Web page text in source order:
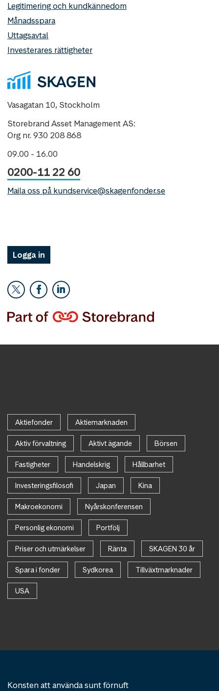
Legitimering och kundkännedom
Månadsspara
Uttagsavtal
Investerares rättigheter
Vasagatan 10, Stockholm
Storebrand Asset Management AS:
Org nr. 930 208 868
09.00 - 16.00
0200-11 22 60
Maila oss på kundservice@skagenfonder.se
Logga in
Aktiefonder Aktiemarknaden
Aktiv förvaltning Aktivt ägande Börsen
Fastigheter Handelskrig Hållbarhet
Investeringsfilosofi Japan Kina
Makroekonomi Nyårskonferensen
Personlig ekonomi Portfölj
Priser och utmärkelser Ränta SKAGEN 30 år
Spara i fonder Sydkorea Tillväxtmarknader
USA
Konsten att använda sunt förnuft